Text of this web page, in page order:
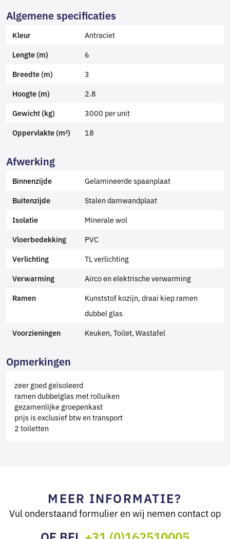
Algemene specificaties
Kleur Antraciet
Lengte (m) 6
Breedte (m) 3
Hoogte (m) 2.8
Gewicht (kg) 3000 per unit
Oppervlakte (m²) 18
Afwerking
Binnenzijde Gelamineerde spaanplaat
Buitenzijde Stalen damwandplaat
Isolatie Minerale wol
Vloerbedekking PVC
Verlichting TL verlichting
Verwarming Airco en elektrische verwarming
Ramen
Kunststof kozijn, draai kiep ramen
dubbel glas
Voorzieningen Keuken, Toilet, Wastafel
Opmerkingen
zeer goed geïsoleerd
ramen dubbelglas met rolluiken
gezamenlijke groepenkast
prijs is exclusief btw en transport
2 toiletten
MEER INFORMATIE?
Vul onderstaand formulier en wij nemen contact op